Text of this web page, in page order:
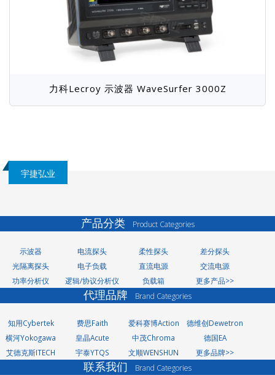
力科Lecroy 示波器 WaveSurfer 3000Z
宇捷弘业
产品分类Product Categories
示波器 电流探头 柔性探头
差分探头
光隔离探头
电子负载 直流电源
交流电源
功率分析仪
逻辑/协议分析仪 负载箱 更多产品>>
代理品牌 Brand Categories
知用Cybertek 费思Faith 爱科赛博Action
德维创Dewetron
横河Yokogawa
皇晶Acute 中茂Chroma
德国EA
艾德克斯ITECH
宇泰YTQS 文顺WENSHUN 更多品牌>>
联系我们 Brand Categories